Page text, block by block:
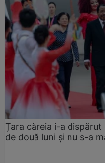
Țara căreia i-a
de două luni și nu s-a